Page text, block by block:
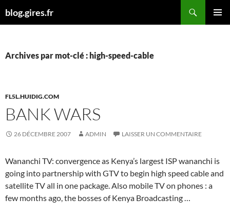
aublog.gires.fr
Archives par mot-clé : high-speed-cable
FL5L.HUIDIG.COM
BANK WARS
26 DÉCEMBRE 2007 ADMIN LAISSER UN COMMENTAIRE
Wananchi TV: convergence as Kenya’s largest ISP wananchi is
going into partnership with GTV to begin high speed cable and
satellite TV all in one package. Also mobile TV on phones : a
few months ago, the bosses of Kenya Broadcasting …